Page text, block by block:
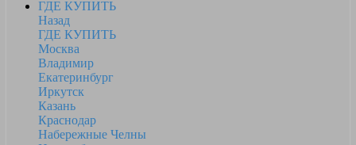
ГДЕ КУПИТЬ
Назад
ГДЕ КУПИТЬ
Москва
Владимир
Екатеринбург
Иркутск
Казань
Краснодар
Набережные Челны